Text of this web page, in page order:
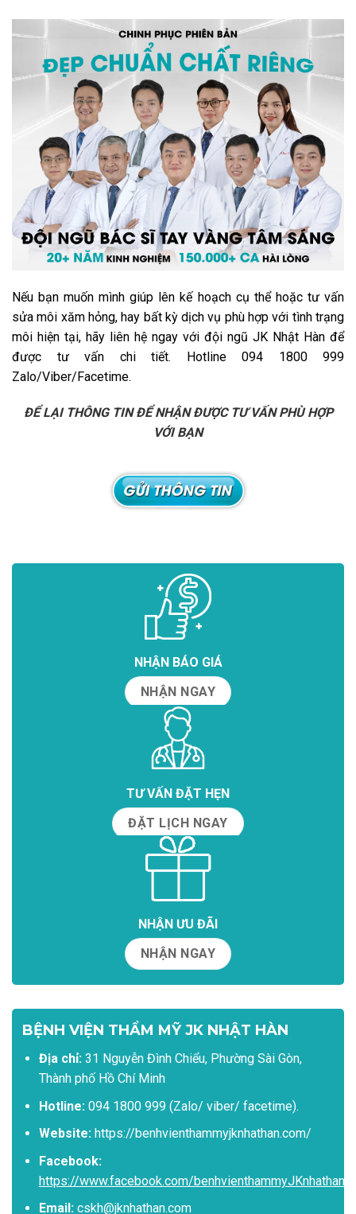
Nếu bạn muốn mình giúp lên kế hoạch cụ thể hoặc tư vấn
sửa môi xăm hỏng, hay bất kỳ dịch vụ phù hợp với tình trạng
môi hiện tại, hãy liên hệ ngay với đội ngũ JK Nhật Hàn để
được tư vấn chi tiết. Hotline 094 1800 999
Zalo/Viber/Facetime.
ĐỂ LẠI THÔNG TIN ĐỂ NHẬN ĐƯỢC TƯ VẤN PHÙ HỢP
VỚI BẠN
NHẬN BÁO GIÁ
NHẬN NGAY
TƯ VẤN ĐẶT HẸN
ĐẶT LỊCH NGAY
NHẬN ƯU ĐÃI
NHẬN NGAY
BỆNH VIỆN THẨM MỸ JK NHẬT HÀN
Địa chỉ:31 Nguyễn Đình Chiểu, Phường Sài Gòn,
Thành phố Hồ Chí Minh
Hotline:094 1800 999 (Zalo/ viber/ facetime).
Website:https://benhvienthammyjknhathan.com/
Facebook:
https://www.facebook.com/benhvienthammyJKnhathan
Email:cskh@jknhathan.com